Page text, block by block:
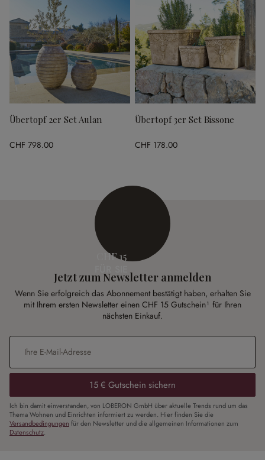
Übertopf 2er Set Aulan
CHF 798.00
Übertopf 3er Set Bissone
CHF 178.00
CHF 15
Jetzt zum Newsletter anmelden
Wenn Sie erfolgreich das Abonnement bestätigt haben, erhalten Sie
mit Ihrem ersten Newsletter einen CHF 15 Gutschein¹ für Ihren
nächsten Einkauf.
E-Mail-Adresse
15 € Gutschein sichern
Ich bin damit einverstanden, von LOBERON GmbH über aktuelle Trends rund um das
Thema Wohnen und Einrichten informiert zu werden. Hier finden Sie die
Versandbedingungen für den Newsletter und die allgemeinen Informationen zum
Datenschutz.